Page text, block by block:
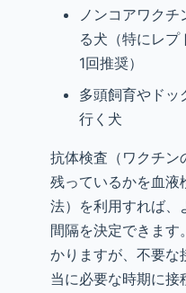
ノンコアワクチ
る犬（特にレプ
1回推奨）
多頭飼育やドッ
行く犬
抗体検査（ワクチン
残っているかを血液
法）を利用すれば、
間隔を決定できます
かりますが、不要な
当に必要な時期に接